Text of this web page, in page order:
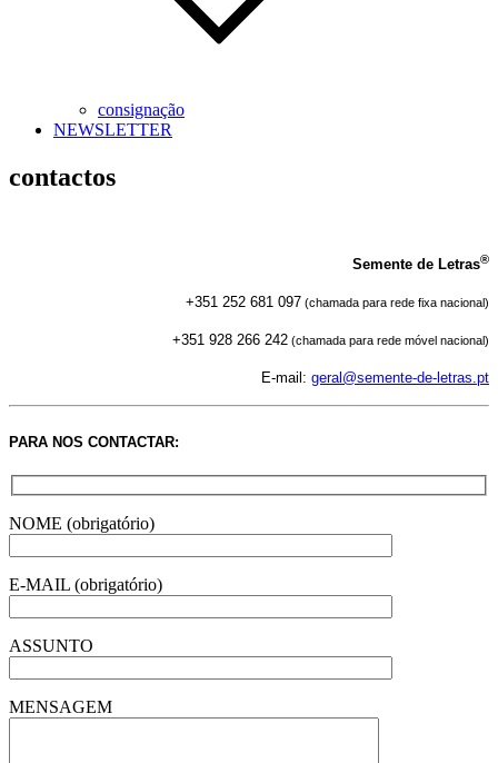
consignação
NEWSLETTER
contactos
Semente de Letras®
+351 252 681 097 (chamada para rede fixa nacional)
+351 928 266 242 (chamada para rede móvel nacional)
E-mail: geral@semente-de-letras.pt
PARA NOS CONTACTAR:
NOME (obrigatório)
E-MAIL (obrigatório)
ASSUNTO
MENSAGEM